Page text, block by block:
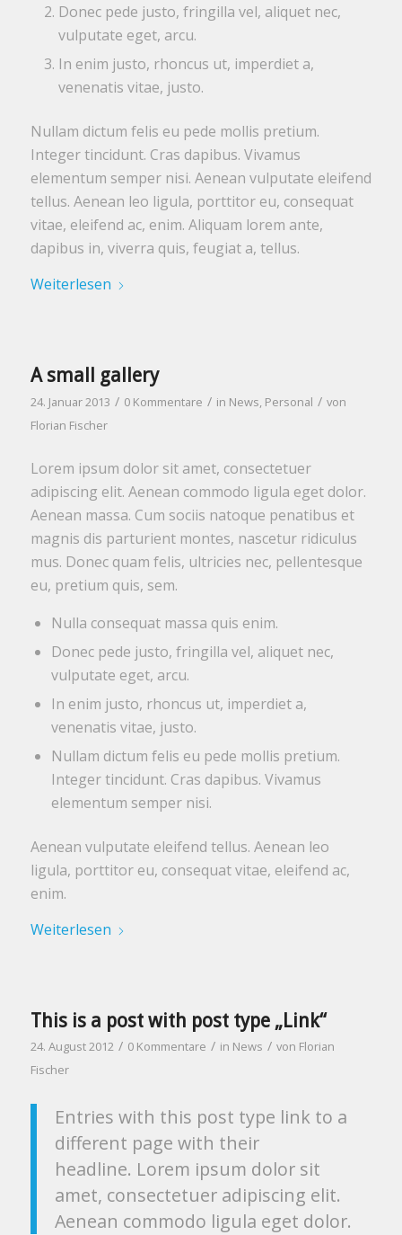
Donec pede justo, fringilla vel, aliquet nec,
vulputate eget, arcu.
In enim justo, rhoncus ut, imperdiet a,
venenatis vitae, justo.
Nullam dictum felis eu pede mollis pretium.
Integer tincidunt. Cras dapibus. Vivamus
elementum semper nisi. Aenean vulputate eleifend
tellus. Aenean leo ligula, porttitor eu, consequat
vitae, eleifend ac, enim. Aliquam lorem ante,
dapibus in, viverra quis, feugiat a, tellus.
Weiterlesen
A small gallery
24. Januar 2013 / 0 Kommentare / in News, Personal / von
Florian Fischer
Lorem ipsum dolor sit amet, consectetuer
adipiscing elit. Aenean commodo ligula eget dolor.
Aenean massa. Cum sociis natoque penatibus et
magnis dis parturient montes, nascetur ridiculus
mus. Donec quam felis, ultricies nec, pellentesque
eu, pretium quis, sem.
Nulla consequat massa quis enim.
Donec pede justo, fringilla vel, aliquet nec,
vulputate eget, arcu.
In enim justo, rhoncus ut, imperdiet a,
venenatis vitae, justo.
Nullam dictum felis eu pede mollis pretium.
Integer tincidunt. Cras dapibus. Vivamus
elementum semper nisi.
Aenean vulputate eleifend tellus. Aenean leo
ligula, porttitor eu, consequat vitae, eleifend ac,
enim.
Weiterlesen
This is a post with post type „Link“
24. August 2012 / 0 Kommentare / in News / von Florian
Fischer
Entries with this post type link to a
different page with their
headline. Lorem ipsum dolor sit
amet, consectetuer adipiscing elit.
Aenean commodo ligula eget dolor.